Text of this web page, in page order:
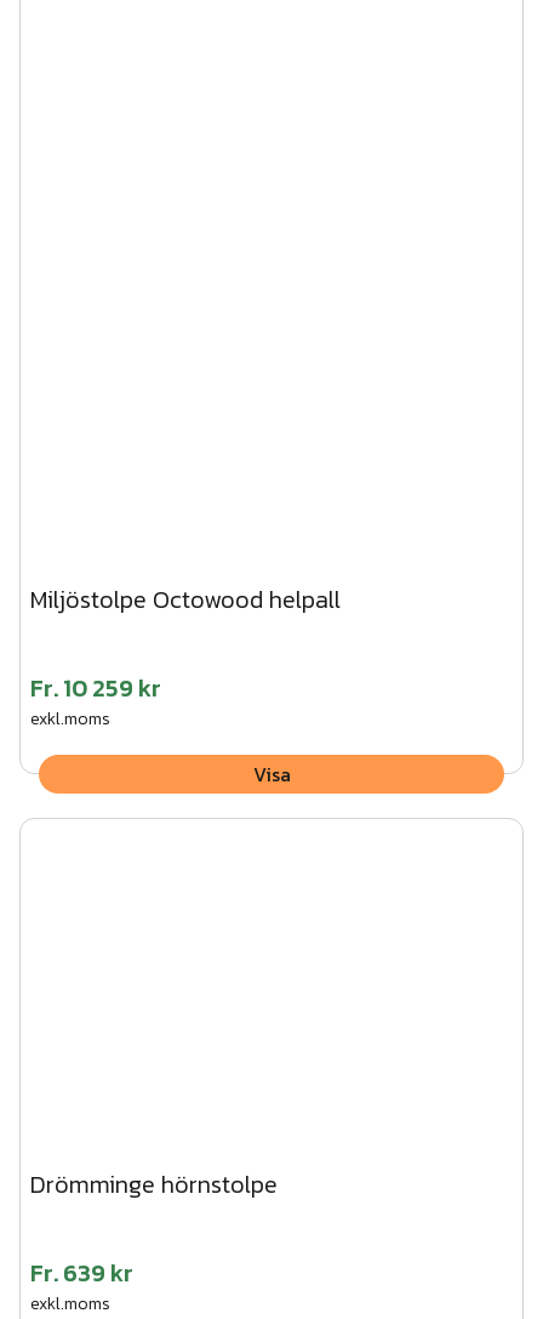
Miljöstolpe Octowood helpall
Fr.10 259 kr
exkl.moms
Visa
Drömminge hörnstolpe
Fr.639 kr
exkl.moms